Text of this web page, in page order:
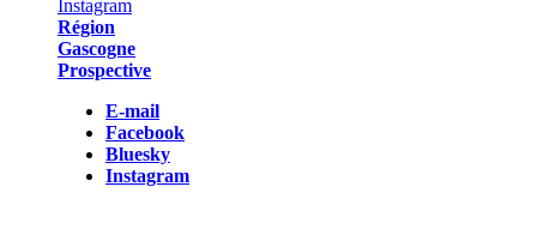
Région
Gascogne
Prospective
E-mail
Facebook
Bluesky
Instagram